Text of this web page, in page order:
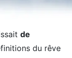
de
du rêve